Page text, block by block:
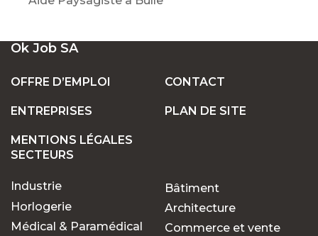
Ok Job SA
OFFRE D’EMPLOI
ENTREPRISES
MENTIONS LÉGALES
CONTACT
PLAN DE SITE
SECTEURS
Industrie
Horlogerie
Médical & Paramédical
Bâtiment
Architecture
Commerce et vente